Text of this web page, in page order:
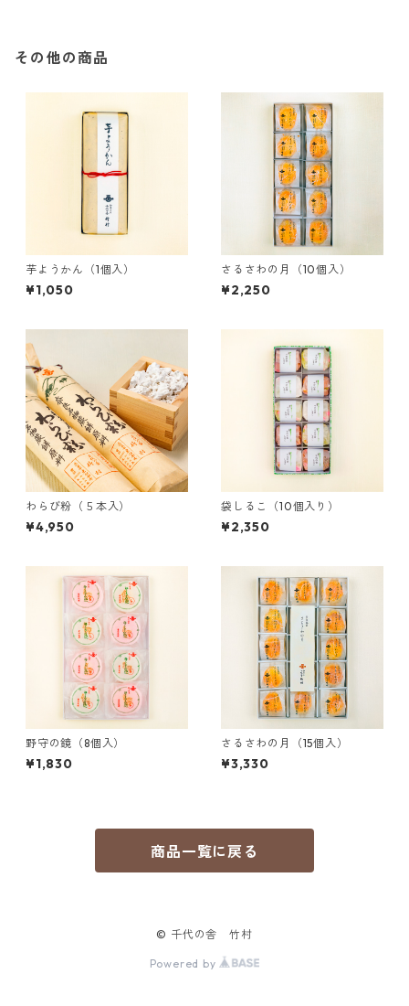
その他の商品
芋ようかん（1個入）
¥1,050
さるさわの月（10個入）
¥2,250
わらび粉（５本入）
¥4,950
袋しるこ（10個入り）
¥2,350
野守の鏡（8個入）
¥1,830
さるさわの月（15個入）
¥3,330
商品一覧に戻る
© 千代の舎 竹村
Powered by